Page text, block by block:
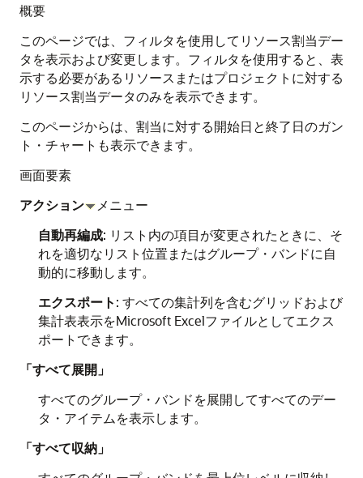
概要
このページでは、フィルタを使用してリソース割当デー
タを表示および変更します。フィルタを使用すると、表
示する必要があるリソースまたはプロジェクトに対する
リソース割当データのみを表示できます。
このページからは、割当に対する開始日と終了日のガン
ト・チャートも表示できます。
画面要素
アクション
メニュー
自動再編成: リスト内の項目が変更されたときに、そ
れを適切なリスト位置またはグループ・バンドに自
動的に移動します。
エクスポート: すべての集計列を含むグリッドおよび
集計表表示をMicrosoft Excelファイルとしてエクス
ポートできます。
「すべて展開」
すべてのグループ・バンドを展開してすべてのデー
タ・アイテムを表示します。
「すべて収納」